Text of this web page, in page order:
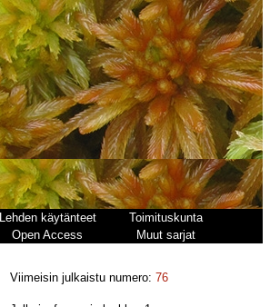
Lehden käytänteet
Toimituskunta
Open Access Muut sarjat
Viimeisin julkaistu numero:76